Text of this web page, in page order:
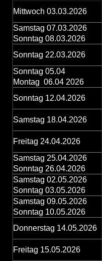
Mittwoch 03.03.2026
Samstag 07.03.2026
Sonntag 08.03.2026
Sonntag 22.03.2026
Sonntag 05.04
Montag 06.04 2026
Sonntag 12.04.2026
Samstag 18.04.2026
Freitag 24.04.2026
Samstag 25.04.2026
Sonntag 26.04.2026
Samstag 02.05.2026
Sonntag 03.05.2026
Samstag 09.05.2026
Sonntag 10.05.2026
Donnerstag 14.05.2026
Freitag 15.05.2026